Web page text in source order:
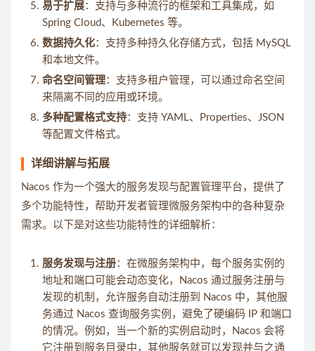
易于扩展：支持与多种流行的框架和工具集成，如
Spring Cloud、Kubernetes 等。
数据持久化：支持多种持久化存储方式，包括 MySQL
和本地文件。
命名空间管理：支持多租户管理，可以通过命名空间
来隔离不同的应用或环境。
多种配置格式支持：支持 YAML、Properties、JSON
等配置文件格式。
详细讲解与拓展
Nacos 作为一个强大的服务发现与配置管理平台，提供了
多个功能特性，帮助开发者管理微服务架构中的各种复杂
需求。以下是对这些功能特性的详细解析：
服务发现与注册：在微服务架构中，每个服务实例的
地址和端口可能会动态变化，Nacos 通过服务注册与
发现的机制，允许服务自动注册到 Nacos 中，其他服
务通过 Nacos 查询服务实例，避免了硬编码 IP 和端口
的情况。例如，当一个新的实例启动时，Nacos 会将
它注册到服务目录中，其他服务就可以发现并与之通